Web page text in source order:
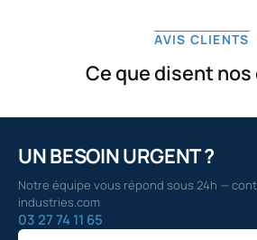
AVIS CLIENTS
Ce que disent
UN BESOIN URGENT ?
Notre équipe vous répond sous 24h —
industries.com
03 27 74 11 65